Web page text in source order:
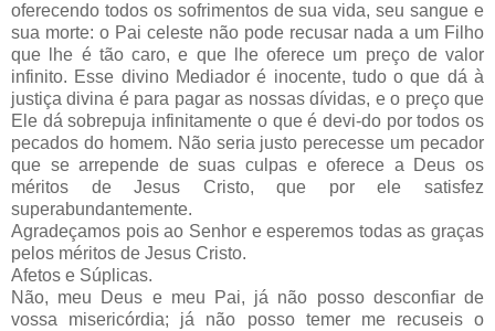
oferecendo todos os sofrimentos de sua vida, seu sangue e
sua morte: o Pai celeste não pode recusar nada a um Filho
que lhe é tão caro, e que lhe oferece um preço de valor
infinito. Esse divino Mediador é inocente, tudo o que dá à
justiça divina é para pagar as nossas dívidas, e o preço que
Ele dá sobrepuja infinitamente o que é devi-do por todos os
pecados do homem. Não seria justo perecesse um pecador
que se arrepende de suas culpas e oferece a Deus os
méritos de Jesus Cristo, que por ele satisfez
superabundantemente.
Agradeçamos pois ao Senhor e esperemos todas as graças
pelos méritos de Jesus Cristo.
Afetos e Súplicas.
Não, meu Deus e meu Pai, já não posso desconfiar de
vossa misericórdia; já não posso temer me recuseis o